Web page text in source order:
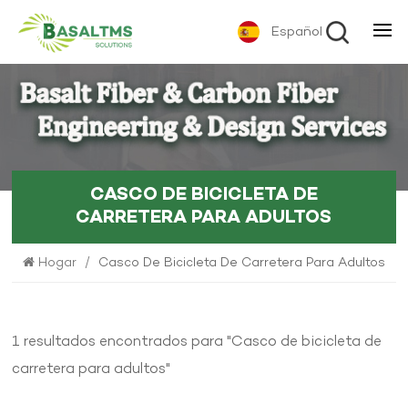
Español
CASCO DE BICICLETA DE
CARRETERA PARA ADULTOS
Hogar / Casco De Bicicleta De Carretera Para Adultos
1 resultados encontrados para "Casco de bicicleta de
carretera para adultos"